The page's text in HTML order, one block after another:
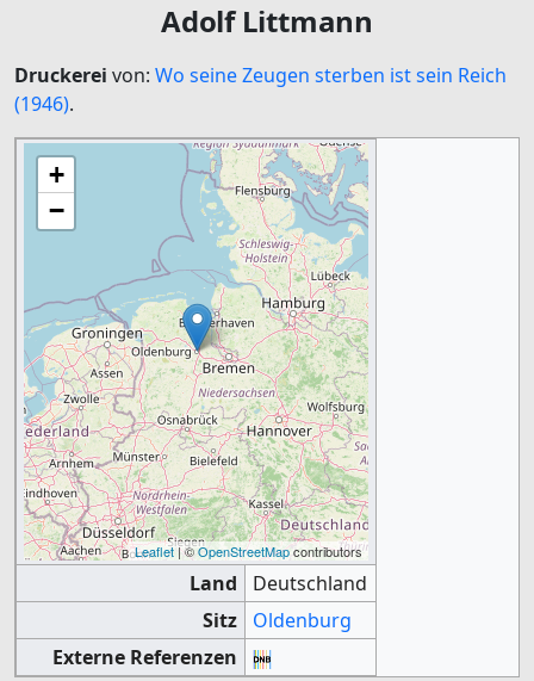
Adolf Littmann
Druckerei von: Wo seine Zeugen sterben ist sein Reich
(1946).
+
−
Leaflet| ©OpenStreetMapcontributors
Land
Deutschland
Sitz
Oldenburg
Externe Referenzen